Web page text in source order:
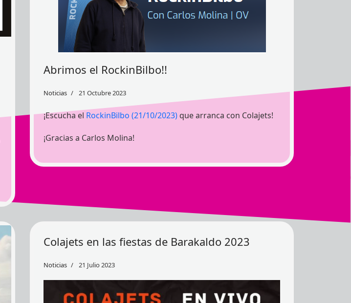
Abrimos el RockinBilbo!!
Noticias 21 Octubre 2023
¡Escucha el RockinBilbo (21/10/2023) que arranca con Colajets!
¡Gracias a Carlos Molina!
Colajets en las fiestas de Barakaldo 2023
Noticias 21 Julio 2023